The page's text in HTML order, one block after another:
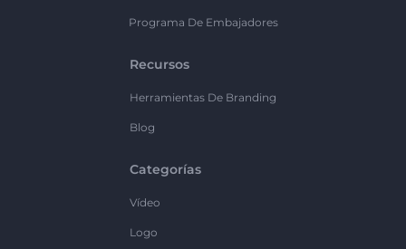
Programa De Embajadores
Recursos
Herramientas De Branding
Blog
Categorías
Vídeo
Logo